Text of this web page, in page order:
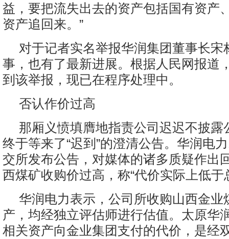
益，要把流失出去的资产包括国有资产
资产追回来。”
对于记者实名举报华润集团董事长宋
事，也有了最新进展。根据人民网报道
到该举报，现已在程序处理中。
否认作价过高
那厢义愤填膺地指责公司迟迟不披露
终于等来了“迟到”的澄清公告。华润电
交所发布公告，对媒体的诸多质疑作出
西煤矿收购价过高，称“代价实际上低于
华润电力表示，公司所收购山西金业
产，均经独立评估师进行估值。太原华
相关资产向金业集团支付的代价，是经